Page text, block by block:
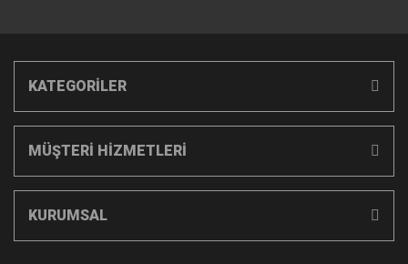
KATEGORİLER
MÜŞTERİ HİZMETLERİ
KURUMSAL